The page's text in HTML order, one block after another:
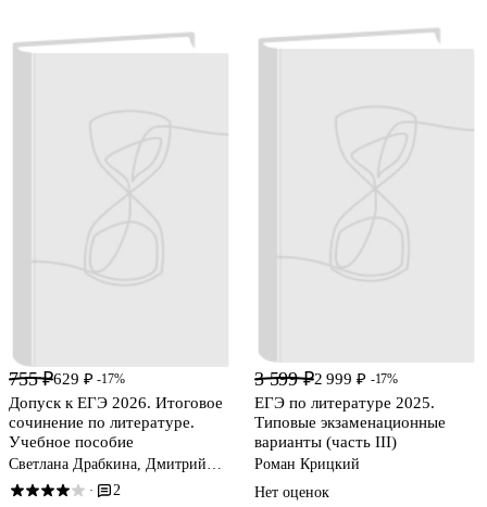
755 ₽629 ₽ -17%
Допуск к ЕГЭ 2026. Итоговое
сочинение по литературе.
Учебное пособие
Светлана Драбкина, Дмитрий
Субботин
· 2
3 599 ₽2 999 ₽ -17%
ЕГЭ по литературе 2025.
Типовые экзаменационные
варианты (часть III)
Роман Крицкий
Нет оценок